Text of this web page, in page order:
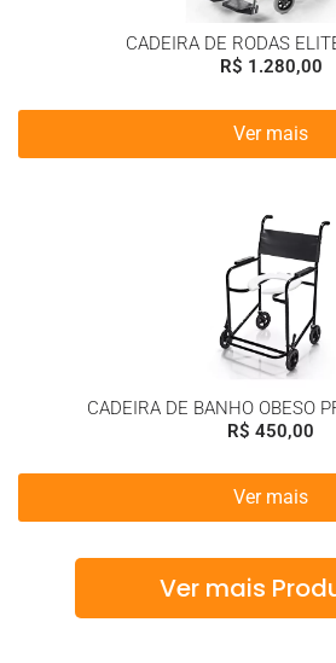
CADEIRA DE RODAS
R$ 1.280,00
Ver mais
CADEIRA DE BANHO OBESO
R$ 450,00
Ver mais
Ver mais